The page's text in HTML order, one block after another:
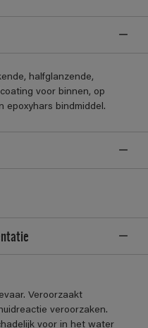
halfglanzende,
voor binnen, op
epoxyhars bindmiddel.
Veroorzaakt
veroorzaken.
voor in het water